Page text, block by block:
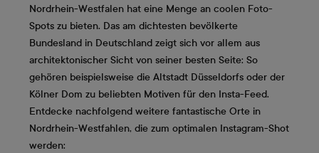
Nordrhein-Westfalen hat eine Menge an coolen Foto-
Spots zu bieten. Das am dichtesten bevölkerte
Bundesland in Deutschland zeigt sich vor allem aus
architektonischer Sicht von seiner besten Seite: So
gehören beispielsweise die Altstadt Düsseldorfs oder der
Kölner Dom zu beliebten Motiven für den Insta-Feed.
Entdecke nachfolgend weitere fantastische Orte in
Nordrhein-Westfahlen, die zum optimalen Instagram-Shot
werden: